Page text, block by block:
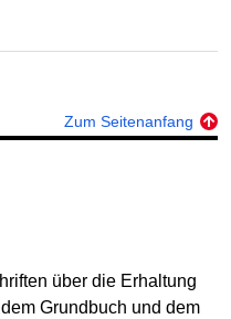
Zum Seitenanfang
über die Erhaltung
Grundbuch und dem